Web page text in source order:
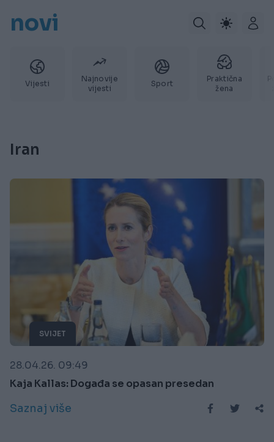
novi
Vijesti
Najnovije
vijesti
Sport
Praktična
žena
Iran
SVIJET
28.04.26. 09:49
Kaja Kallas: Događa se opasan presedan
Saznaj više